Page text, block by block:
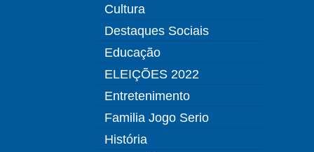
Cultura
Destaques Sociais
Educação
ELEIÇÕES 2022
Entretenimento
Familia Jogo Serio
História